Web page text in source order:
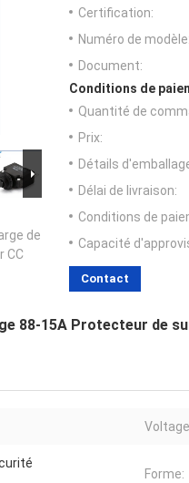
de
CC
Certification:
Numéro de modèle:
Document:
Conditions de
Quantité de
Prix:
Détails
Délai de livraison:
Conditions de
Capacité
Contact
88-15A Protecteur de
Forme: